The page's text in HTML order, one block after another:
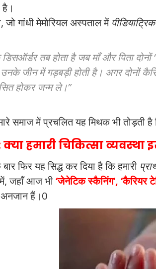
जो गांधी मेमोरियल अस्पताल में
तब होता है जब माँ और पिता दोनों
जीन में गड़बड़ी होती है। अगर दोनों
होकर जन्म ले।”
समाज में प्रचलित यह मिथक भी तोड़ती
हमारी चिकित्सा व्यवस्था
फिर यह सिद्ध कर दिया है कि हमारी
में, जहाँ आज भी‘जेनेटिक स्कैनिंग’, ‘कैरियर
हैं।0